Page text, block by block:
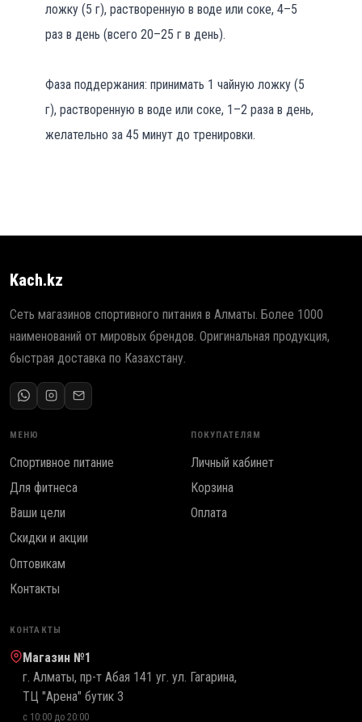
ложку (5 г), растворенную в воде или соке, 4–5
раз в день (всего 20–25 г в день).
Фаза поддержания: принимать 1 чайную ложку (5
г), растворенную в воде или соке, 1–2 раза в день,
желательно за 45 минут до тренировки.
Kach.kz
Сеть магазинов спортивного питания в Алматы. Более 1000
наименований от мировых брендов. Оригинальная продукция,
быстрая доставка по Казахстану.
МЕНЮ
Спортивное питание
Для фитнеса
Ваши цели
Скидки и акции
Оптовикам
Контакты
ПОКУПАТЕЛЯМ
Личный кабинет
Корзина
Оплата
КОНТАКТЫ
Магазин №1
г. Алматы, пр-т Абая 141 уг. ул. Гагарина,
ТЦ "Арена" бутик 3
с 10:00 до 20:00